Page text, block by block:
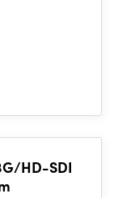
HD-SDI